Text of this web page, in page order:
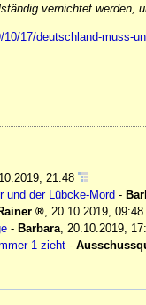
vernichtet werden,
17/deutschland-muss-
21:48
und der Lübcke-Mord -
20.10.2019, 09:48
- Barbara 20.10.2019,
1 zieht -